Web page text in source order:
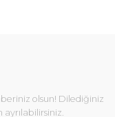
olsun! Dilediğiniz